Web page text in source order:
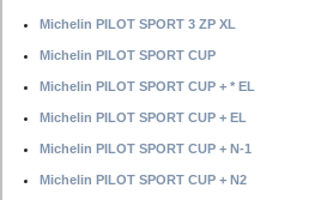
Michelin PILOT SPORT 3 ZP XL
Michelin PILOT SPORT CUP
Michelin PILOT SPORT CUP + * EL
Michelin PILOT SPORT CUP + EL
Michelin PILOT SPORT CUP + N-1
Michelin PILOT SPORT CUP + N2